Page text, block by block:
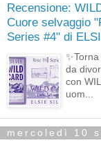
Recensione:
Cuore selvaggio
Series #4" di
da
con
uom...
mercoledì 10